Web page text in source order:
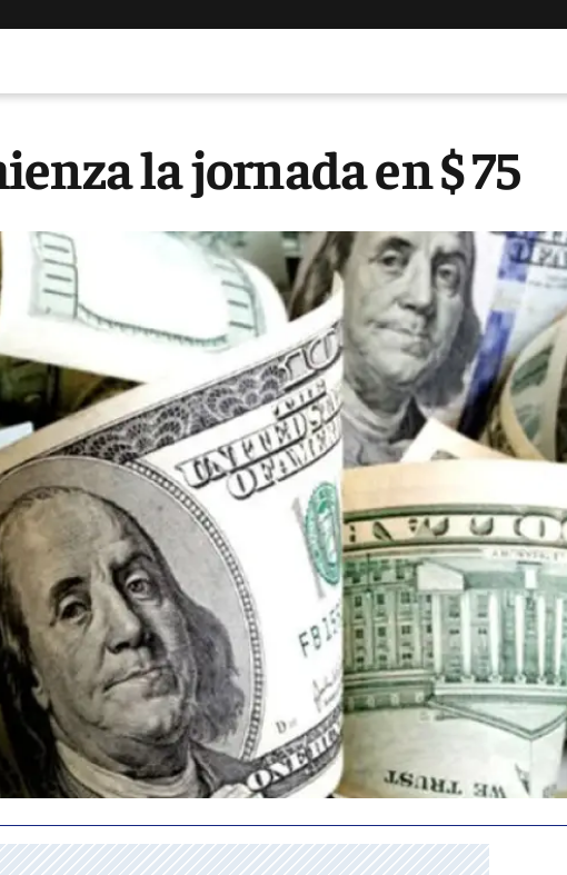
la jornada en $ 75